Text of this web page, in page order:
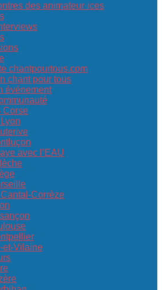
des animateur·ices
chantpourtous.com
chant pour tous
événement
Corse
avec l’EAU
Corrèze
et-Vilaine